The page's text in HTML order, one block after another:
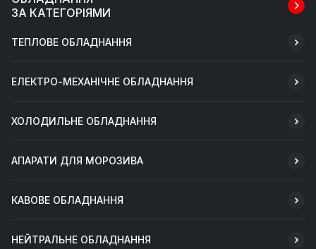
ЗА КАТЕГОРІЯМИ
ТЕПЛОВЕ ОБЛАДНАННЯ
ЕЛЕКТРО-МЕХАНІЧНЕ ОБЛАДНАННЯ
ХОЛОДИЛЬНЕ ОБЛАДНАННЯ
АПАРАТИ ДЛЯ МОРОЗИВА
КАВОВЕ ОБЛАДНАННЯ
НЕЙТРАЛЬНЕ ОБЛАДНАННЯ